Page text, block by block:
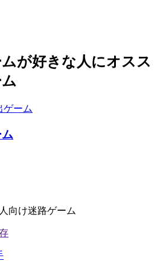
が好きな人にオスス
向け迷路ゲーム